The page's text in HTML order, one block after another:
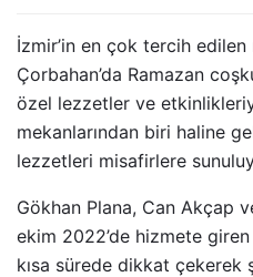
İzmir’in en çok tercih edilen
Çorbahan’da Ramazan
özel lezzetler ve
mekanlarından biri haline
lezzetleri misafirlere
Gökhan Plana, Can Akçap
ekim 2022’de hizmete
kısa sürede dikkat çekerek